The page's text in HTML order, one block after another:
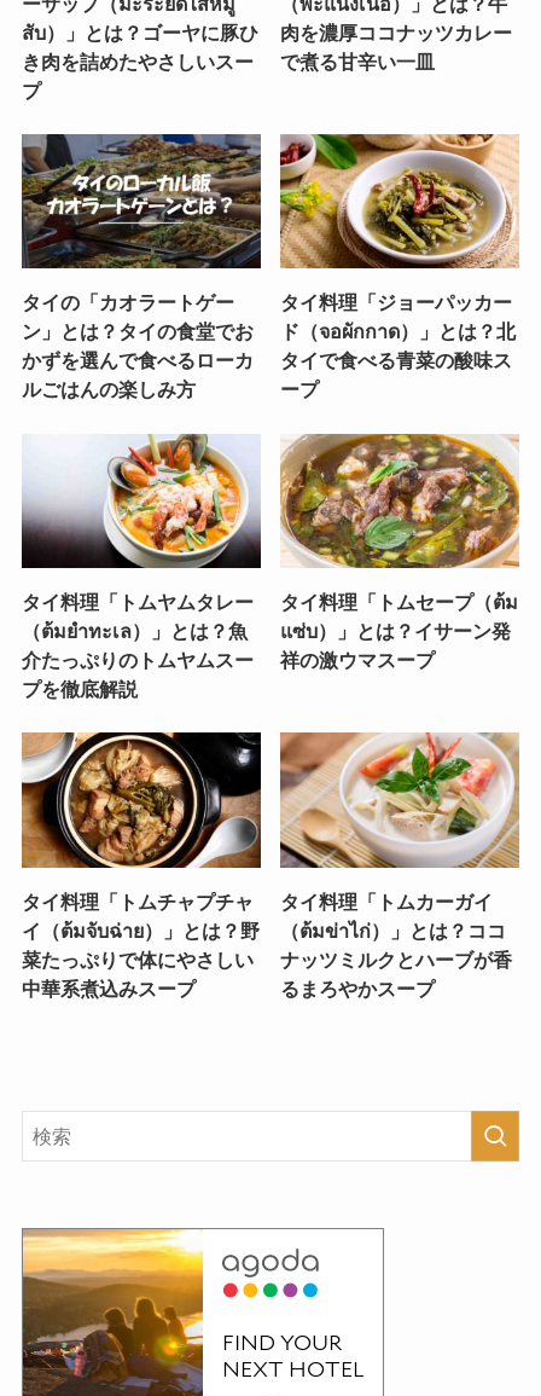
สับ）」とは？ゴーヤに豚ひ
き肉を詰めたやさしいスー
プ
肉を濃厚ココナッツカレー
で煮る甘辛い一皿
タイの「カオラートゲー
ン」とは？タイの食堂でお
かずを選んで食べるローカ
ルごはんの楽しみ方
タイ料理「ジョーパッカー
ド（จอผักกาด）」とは？北
タイで食べる青菜の酸味ス
ープ
タイ料理「トムヤムタレー
（ต้มยำทะเล）」とは？魚
介たっぷりのトムヤムスー
プを徹底解説
タイ料理「トムセープ（ต้ม
แซ่บ）」とは？イサーン発
祥の激ウマスープ
タイ料理「トムチャプチャ
イ（ต้มจับฉ่าย）」とは？野
菜たっぷりで体にやさしい
中華系煮込みスープ
タイ料理「トムカーガイ
（ต้มข่าไก่）」とは？ココ
ナッツミルクとハーブが香
るまろやかスープ